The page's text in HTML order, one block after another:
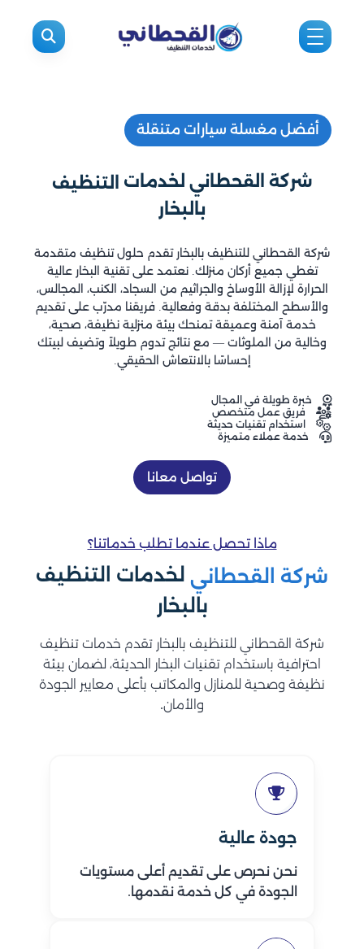
أفضل مغسلة سيارات متنقلة
شركة القحطاني لخدمات
التنظيف
بالبخار
شركة القحطاني للتنظيف بالبخار تقدم حلول تنظيف متقدمة
تغطي جميع أركان منزلك. نعتمد على تقنية البخار عالية
الحرارة لإزالة الأوساخ والجراثيم من السجاد، الكنب، المجالس،
والأسطح المختلفة بدقة وفعالية. فريقنا مدرّب على تقديم
خدمة آمنة وعميقة تمنحك بيئة منزلية نظيفة، صحية،
وخالية من الملوثات — مع نتائج تدوم طويلاً وتضيف لبيتك
إحساسًا بالانتعاش الحقيقي.
خبرة طويلة في المجال
فريق عمل متخصص
استخدام تقنيات حديثة
خدمة عملاء متميزة
تواصل معانا
ماذا تحصل عندما تطلب خدماتنا؟
شركة القحطاني لخدمات التنظيف
بالبخار
شركة القحطاني للتنظيف بالبخار تقدم خدمات تنظيف
احترافية باستخدام تقنيات البخار الحديثة، لضمان بيئة
نظيفة وصحية للمنازل والمكاتب بأعلى معايير الجودة
والأمان.
جودة عالية
نحن نحرص على تقديم أعلى مستويات
الجودة في كل خدمة نقدمها.